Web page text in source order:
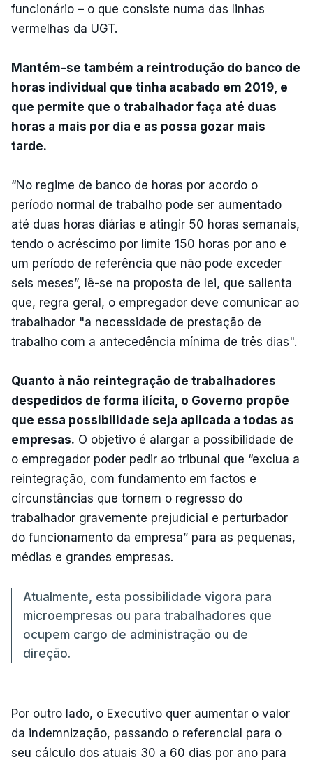
funcionário – o que consiste numa das linhas
vermelhas da UGT.
Mantém-se também a reintrodução do banco de
horas individual que tinha acabado em 2019, e
que permite que o trabalhador faça até duas
horas a mais por dia e as possa gozar mais
tarde.
“No regime de banco de horas por acordo o
período normal de trabalho pode ser aumentado
até duas horas diárias e atingir 50 horas semanais,
tendo o acréscimo por limite 150 horas por ano e
um período de referência que não pode exceder
seis meses”, lê-se na proposta de lei, que salienta
que, regra geral, o empregador deve comunicar ao
trabalhador "a necessidade de prestação de
trabalho com a antecedência mínima de três dias".
Quanto à não reintegração de trabalhadores
despedidos de forma ilícita, o Governo propõe
que essa possibilidade seja aplicada a todas as
empresas. O objetivo é alargar a possibilidade de
o empregador poder pedir ao tribunal que “exclua a
reintegração, com fundamento em factos e
circunstâncias que tornem o regresso do
trabalhador gravemente prejudicial e perturbador
do funcionamento da empresa” para as pequenas,
médias e grandes empresas.
Atualmente, esta possibilidade vigora para
microempresas ou para trabalhadores que
ocupem cargo de administração ou de
direção.
Por outro lado, o Executivo quer aumentar o valor
da indemnização, passando o referencial para o
seu cálculo dos atuais 30 a 60 dias por ano para